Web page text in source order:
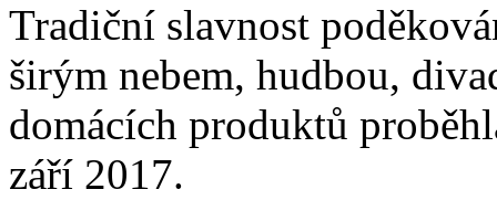
Tradiční slavnost
širým nebem, hudbou,
domácích produktů
září 2017.